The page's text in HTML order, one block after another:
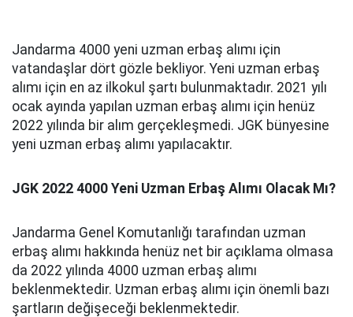
Jandarma 4000 yeni uzman erbaş alımı için
vatandaşlar dört gözle bekliyor. Yeni uzman erbaş
alımı için en az ilkokul şartı bulunmaktadır. 2021 yılı
ocak ayında yapılan uzman erbaş alımı için henüz
2022 yılında bir alım gerçekleşmedi. JGK bünyesine
yeni uzman erbaş alımı yapılacaktır.
JGK 2022 4000 Yeni Uzman Erbaş Alımı Olacak Mı?
Jandarma Genel Komutanlığı tarafından uzman
erbaş alımı hakkında henüz net bir açıklama olmasa
da 2022 yılında 4000 uzman erbaş alımı
beklenmektedir. Uzman erbaş alımı için önemli bazı
şartların değişeceği beklenmektedir.